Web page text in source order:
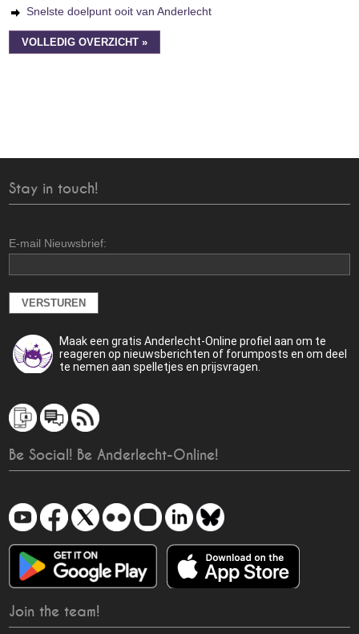
Snelste doelpunt ooit van Anderlecht
VOLLEDIG OVERZICHT »
Stay in touch!
E-mail Nieuwsbrief:
Maak een gratis Anderlecht-Online profiel aan om te
reageren op nieuwsberichten of forumposts en om deel
te nemen aan spelletjes en prijsvragen.
Be Social! Be Anderlecht-Online!
Join the team!